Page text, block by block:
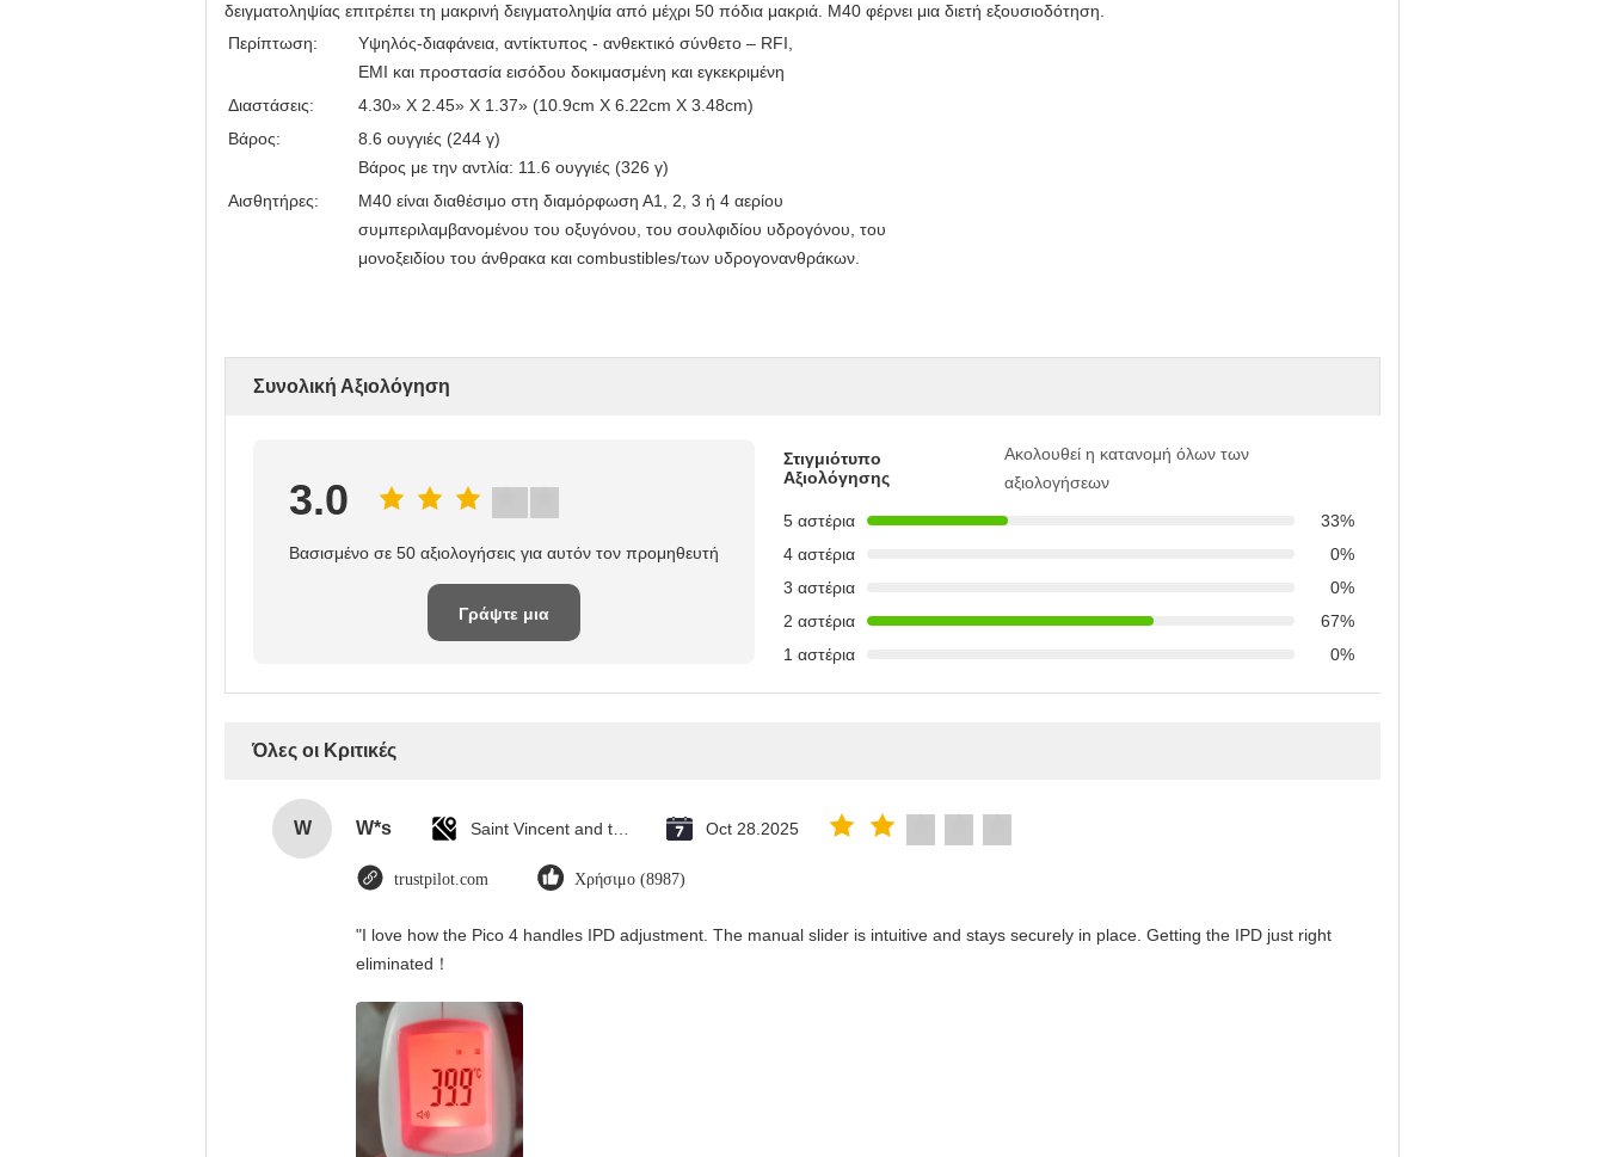
δειγματοληψίας επιτρέπει τη μακρινή δειγματοληψία από μέχρι 50 πόδια μακριά. M40 φέρνει μια διετή εξουσιοδότηση.
Περίπτωση:
Υψηλός-διαφάνεια, αντίκτυπος - ανθεκτικό σύνθετο – RFI,
EMI και προστασία εισόδου δοκιμασμένη και εγκεκριμένη
Διαστάσεις:
4.30» Χ 2.45» Χ 1.37» (10.9cm X 6.22cm X 3.48cm)
Βάρος:
8.6 ουγγιές (244 γ)
Βάρος με την αντλία: 11.6 ουγγιές (326 γ)
Αισθητήρες:
M40 είναι διαθέσιμο στη διαμόρφωση Α1, 2, 3 ή 4 αερίου
συμπεριλαμβανομένου του οξυγόνου, του σουλφιδίου υδρογόνου, του
μονοξειδίου του άνθρακα και combustibles/των υδρογονανθράκων.
Συνολική Αξιολόγηση
3.0
Βασισμένο σε 50 αξιολογήσεις για αυτόν τον προμηθευτή
Γράψτε μια
Στιγμιότυπο
Αξιολόγησης
Ακολουθεί η κατανομή όλων των
αξιολογήσεων
5 αστέρια
33%
4 αστέρια
0%
3 αστέρια
0%
2 αστέρια
67%
1 αστέρια
0%
Όλες οι Κριτικές
W W*s Oct 28.2025
trustpilot.com Χρήσιμο (8987)
"I love how the Pico 4 handles IPD adjustment. The manual slider is intuitive and stays securely in place. Getting the IPD just right
eliminated！